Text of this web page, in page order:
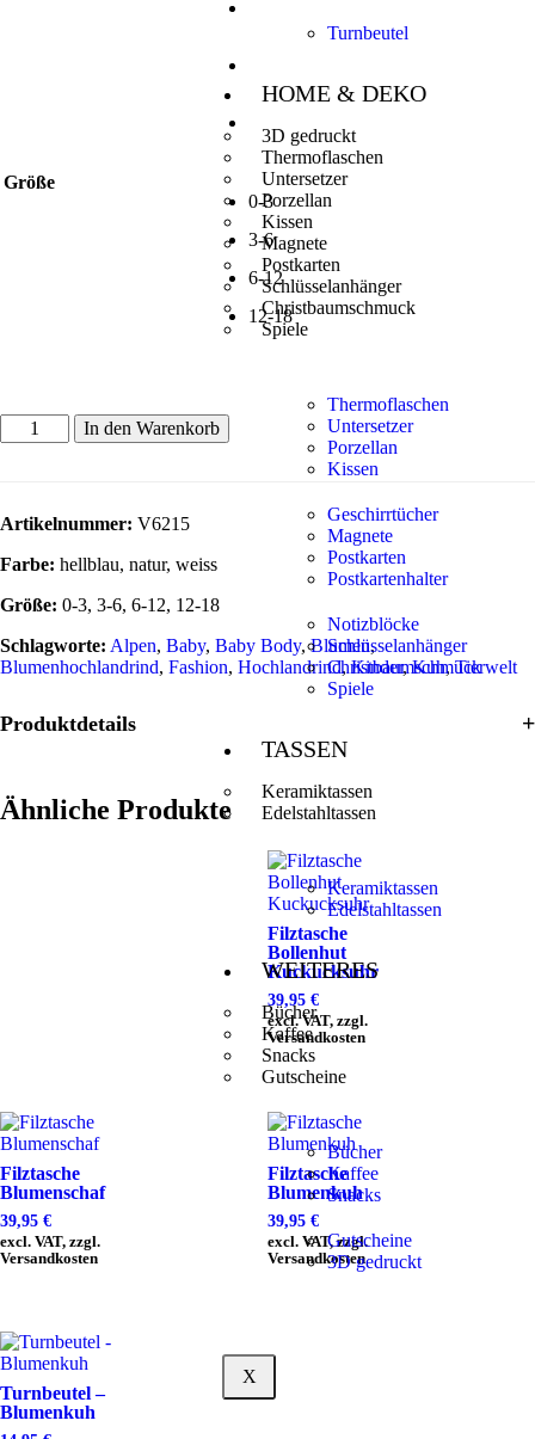
Turnbeutel
HOME & DEKO
3D gedruckt
Thermoflaschen
Untersetzer
Porzellan
Kissen
Magnete
Postkarten
Schlüsselanhänger
Christbaumschmuck
Spiele
Thermoflaschen
Untersetzer
Porzellan
Kissen
Geschirrtücher
Magnete
Postkarten
Postkartenhalter
Notizblöcke
Schlüsselanhänger
Christbaumschmuck
Spiele
TASSEN
Keramiktassen
Edelstahltassen
Keramiktassen
Edelstahltassen
WEITERES
Bücher
Kaffee
Snacks
Gutscheine
Bücher
Kaffee
Snacks
Gutscheine
3D gedruckt
X
Größe
0-3
3-6
6-12
12-18
In den Warenkorb
Artikelnummer: V6215
Farbe: hellblau, natur, weiss
Größe: 0-3, 3-6, 6-12, 12-18
Schlagworte: Alpen, Baby, Baby Body,Blumen,
Blumenhochlandrind, Fashion, Hochlandrind,Kinder,Kuh,Tierwelt
Produktdetails
Ähnliche Produkte
Filztasche
Bollenhut
Kuckucksuhr
39,95 €
excl. VAT, zzgl.
Versandkosten
Filztasche
Blumenschaf
39,95 €
excl. VAT, zzgl.
Versandkosten
Filztasche
Blumenkuh
39,95 €
excl. VAT, zzgl.
Versandkosten
Turnbeutel –
Blumenkuh